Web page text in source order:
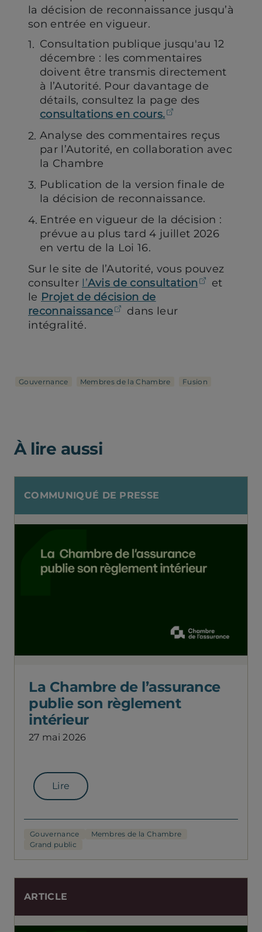
la décision de reconnaissance jusqu’à
son entrée en vigueur.
Consultation publique jusqu'au 12
décembre : les commentaires
doivent être transmis directement
à l’Autorité. Pour davantage de
détails, consultez la page des
consultations en cours.
Analyse des commentaires reçus
par l’Autorité, en collaboration avec
la Chambre
Publication de la version finale de
la décision de reconnaissance.
Entrée en vigueur de la décision :
prévue au plus tard 4 juillet 2026
en vertu de la Loi 16.
Sur le site de l’Autorité, vous pouvez
consulter l’Avis de consultation (ouvre
et
le Projet de décision de
reconnaissance
(ouvre dans un nouvel
dans leur
intégralité.
Gouvernance Membres de la Chambre Fusion
À lire aussi
COMMUNIQUÉ DE PRESSE
La Chambre de l’assurance
publie son règlement
intérieur
27 mai 2026
Lire
Gouvernance
Membres de la Chambre
Grand public
ARTICLE